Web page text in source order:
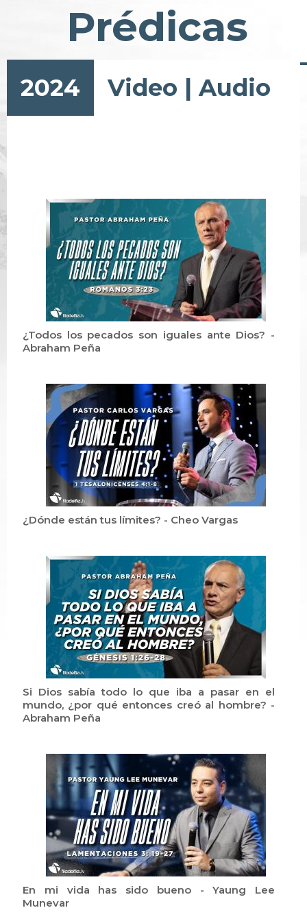
Prédicas
2024 Video | Audio
¿Todos los pecados son iguales ante Dios? -
Abraham Peña
¿Dónde están tus límites? - Cheo Vargas
Si Dios sabía todo lo que iba a pasar en el
mundo, ¿por qué entonces creó al hombre? -
Abraham Peña
En mi vida has sido bueno - Yaung Lee
Munevar
Paginación